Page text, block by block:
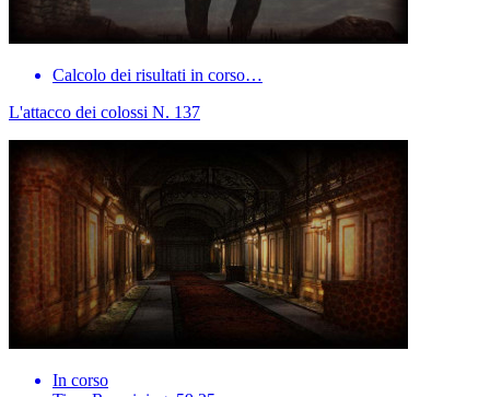
Calcolo dei risultati in corso…
L'attacco dei colossi N. 137
In corso